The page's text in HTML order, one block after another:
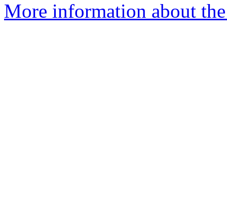
More information about